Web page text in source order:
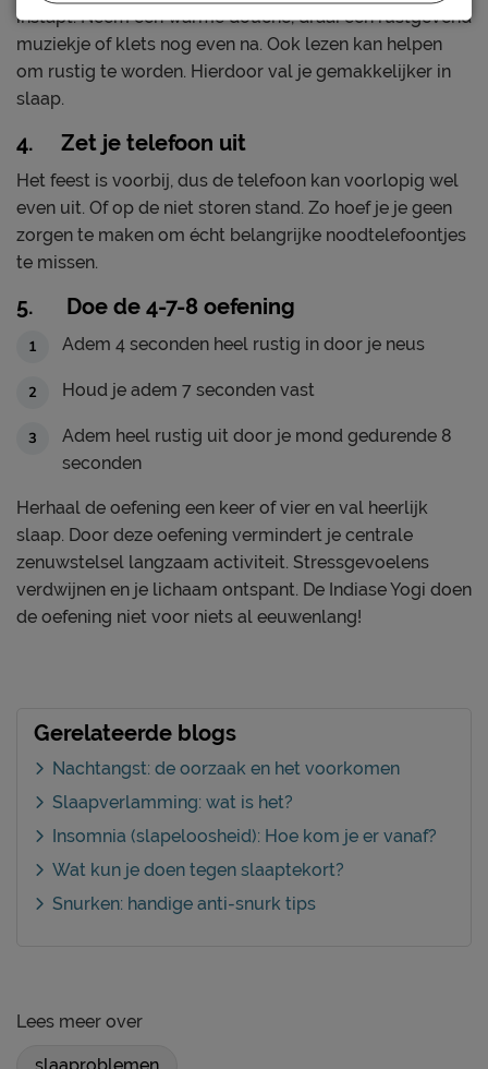
instapt. Neem een warme douche, draai een rustgevend
muziekje of klets nog even na. Ook lezen kan helpen
om rustig te worden. Hierdoor val je gemakkelijker in
slaap.
4. Zet je telefoon uit
Het feest is voorbij, dus de telefoon kan voorlopig wel
even uit. Of op de niet storen stand. Zo hoef je je geen
zorgen te maken om écht belangrijke noodtelefoontjes
te missen.
5. Doe de 4-7-8 oefening
Adem 4 seconden heel rustig in door je neus
Houd je adem 7 seconden vast
Adem heel rustig uit door je mond gedurende 8
seconden
Herhaal de oefening een keer of vier en val heerlijk
slaap. Door deze oefening vermindert je centrale
zenuwstelsel langzaam activiteit. Stressgevoelens
verdwijnen en je lichaam ontspant. De Indiase Yogi doen
de oefening niet voor niets al eeuwenlang!
Gerelateerde blogs
Nachtangst: de oorzaak en het voorkomen
Slaapverlamming: wat is het?
Insomnia (slapeloosheid): Hoe kom je er vanaf?
Wat kun je doen tegen slaaptekort?
Snurken: handige anti-snurk tips
Lees meer over